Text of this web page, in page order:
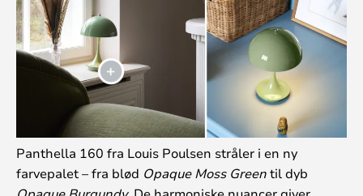
Panthella 160 fra Louis Poulsen stråler i en ny
farvepalet – fra blød Opaque Moss Greentil dyb